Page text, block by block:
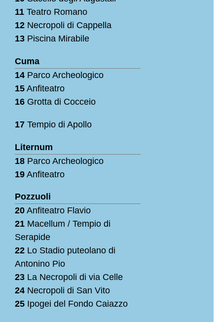
11 Teatro Romano
12 Necropoli di Cappella
13 Piscina Mirabile
Cuma
14 Parco Archeologico
15 Anfiteatro
16 Grotta di Cocceio
17 Tempio di Apollo
Liternum
18 Parco Archeologico
19 Anfiteatro
Pozzuoli
20 Anfiteatro Flavio
21 Macellum / Tempio di
Serapide
22 Lo Stadio puteolano di
Antonino Pio
23 La Necropoli di via Celle
24 Necropoli di San Vito
25 Ipogei del Fondo Caiazzo